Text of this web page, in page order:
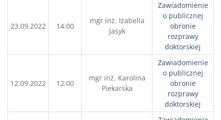
23.09.2022 14:00
mgr inż. Izabella
Jasyk
Zawiadomienie
o publicznej
obronie
rozprawy
doktorskiej
12.09.2022 12:00
mgr inż. Karolina
Piekarska
Zawiadomienie
o publicznej
obronie
rozprawy
doktorskiej